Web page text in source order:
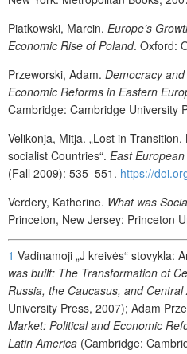
Piatkowski, Marcin. Europe’s
Economic Rise of Poland. Oxford:
Przeworski, Adam. Democracy
Economic Reforms in Eastern
Cambridge: Cambridge University
Velikonja, Mitja. „Lost in
socialist Countries“. East
(Fall 2009): 535–551. https://
Verdery, Katherine. What was
Princeton, New Jersey: Princeton
1 Vadinamoji „J kreivės“ stovykla:
was built: The Transformation of
Russia, the Caucasus, and Central
University Press, 2007); Adam
Market: Political and Economic
Latin America (Cambridge: